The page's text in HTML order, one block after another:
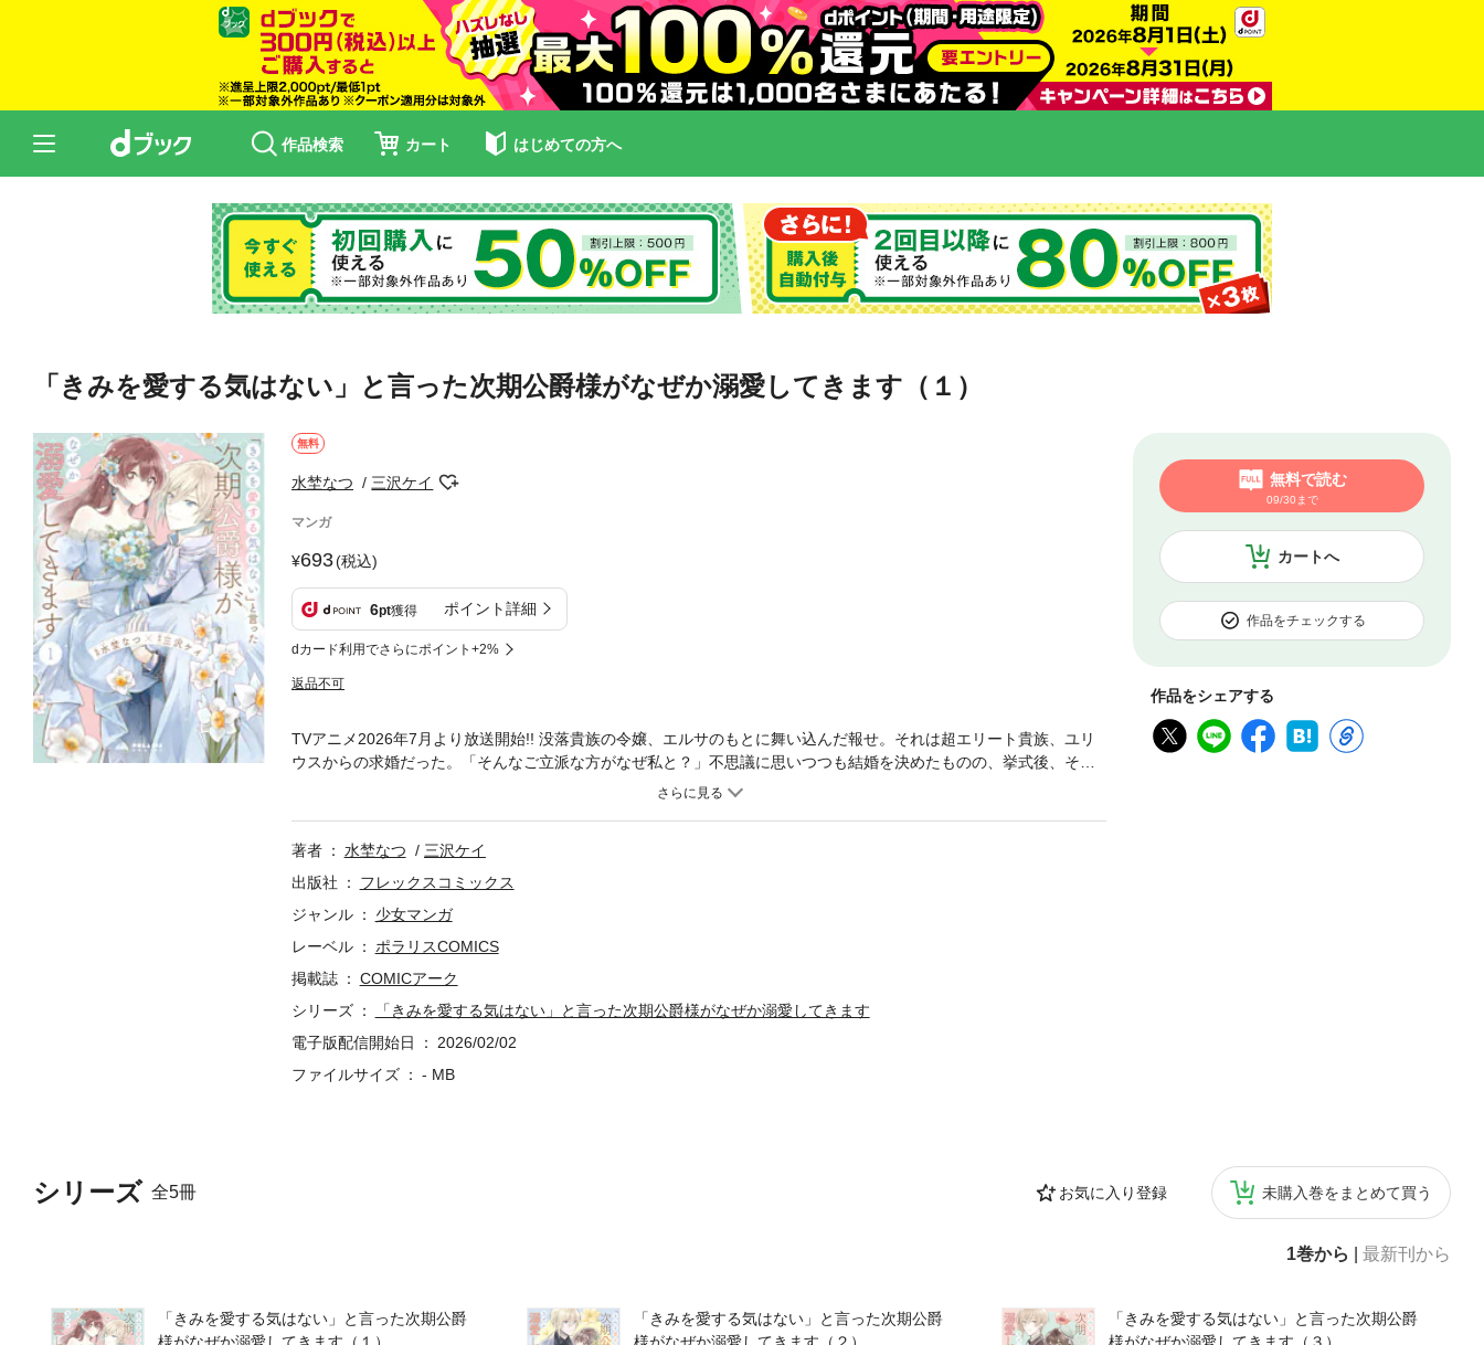
作品検索 カート はじめての方へ
「きみを愛する気はない」と言った次期公爵様がなぜか溺愛してきます（１）
無料
水埜なつ 三沢ケイ
マンガ
693(税込)
6pt獲得 ポイント詳細
dカード利用でさらにポイント+2%
返品不可
カートへ
無料で読む
09/30まで
作品をチェックする
作品をシェアする
シリーズ 全5冊 お気に入り登録 未購入巻をまとめて買う
1巻から 最新刊から
「きみを愛する気はない」と言った次期公爵
「きみを愛する気はない」と言った次期公爵
「きみを愛する気はない」と言った次期公爵
TVアニメ2026年7月より放送開始!! 没落貴族の令嬢、エルサのもとに舞い込んだ報せ。それは超エリート貴族、ユリ
ウスからの求婚だった。「そんなご立派な方がなぜ私と？」不思議に思いつつも結婚を決めたものの、挙式後、それ
まで優しく穏やかだったユリウスが豹変！「今後、きみを愛するつもりは一切ない」と冷たい声で告げてきて!? こ
著者
水埜なつ
三沢ケイ
出版社
フレックスコミックス
ジャンル
少女マンガ
レーベル
ポラリスCOMICS
掲載誌
COMICアーク
シリーズ
「きみを愛する気はない」と言った次期公爵様がなぜか溺愛してきます
電子版配信開始日
2026/02/02
ファイルサイズ
- MB